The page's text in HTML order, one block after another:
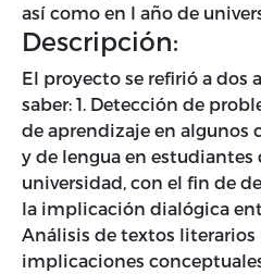
así como en I año de
Descripción:
El proyecto se refirió a dos
saber: 1. Detección de
de aprendizaje en algunos
y de lengua en estudiantes
universidad, con el fin de
la implicación dialógica
Análisis de textos literarios
implicaciones